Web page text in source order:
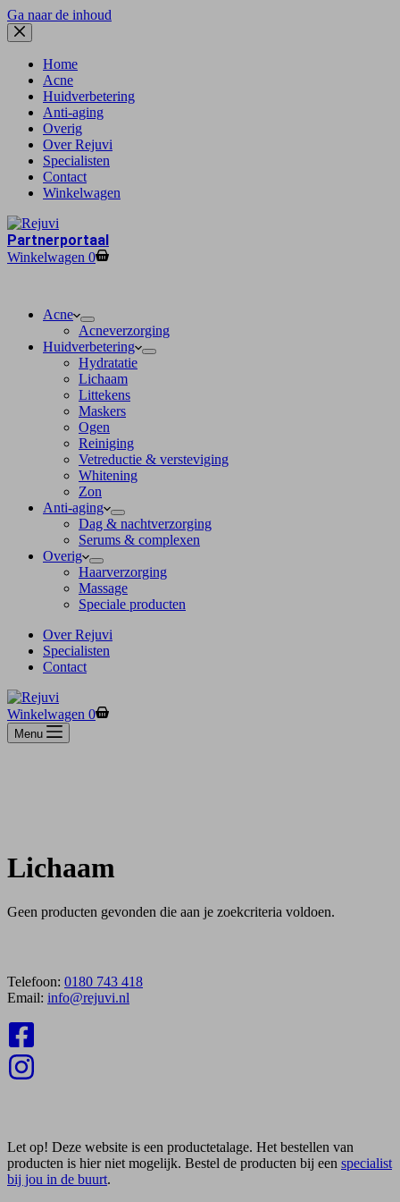
Ga naar de inhoud
Home
Acne
Huidverbetering
Anti-aging
Overig
Over Rejuvi
Specialisten
Contact
Winkelwagen
Partnerportaal
Winkelwagen 0
Acne
Acneverzorging
Huidverbetering
Hydratatie
Lichaam
Littekens
Maskers
Ogen
Reiniging
Vetreductie & versteviging
Whitening
Zon
Anti-aging
Dag & nachtverzorging
Serums & complexen
Overig
Haarverzorging
Massage
Speciale producten
Over Rejuvi
Specialisten
Contact
Winkelwagen 0
Menu
Lichaam
Geen producten gevonden die aan je zoekcriteria voldoen.
Telefoon: 0180 743 418
Email: info@rejuvi.nl
Let op! Deze website is een productetalage. Het bestellen van
producten is hier niet mogelijk. Bestel de producten bij een specialist
bij jou in de buurt.